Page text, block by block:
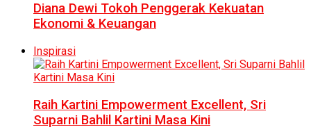
Diana Dewi Tokoh Penggerak Kekuatan
Ekonomi & Keuangan
Inspirasi
Raih Kartini Empowerment Excellent, Sri
Suparni Bahlil Kartini Masa Kini